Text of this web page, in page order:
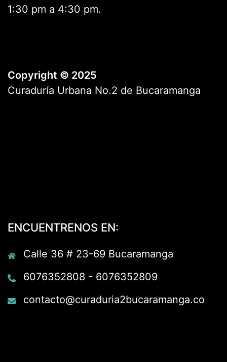
1:30 pm a 4:30 pm.
Copyright © 2025
Curaduría Urbana No.2 de Bucaramanga
ENCUENTRENOS EN:
Calle 36 # 23-69 Bucaramanga
6076352808 - 6076352809
contacto@curaduria2bucaramanga.co